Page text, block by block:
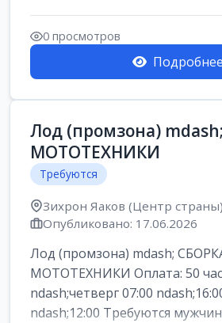
0 просмотров
Подробнее
Лод (промзона)
МОТОТЕХНИКИ
Требуются
Зихрон Яаков (Центр страны)
Опубликовано: 17.06.2026
Лод (промзона) mdash;
МОТОТЕХНИКИ Оплата: 50 час
ndash;четверг 07:00
ndash;12:00 Требуются